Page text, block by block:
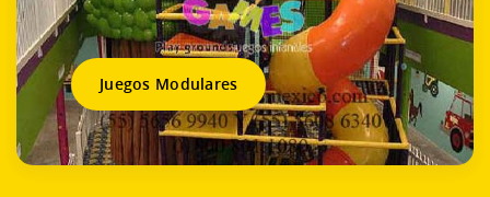
Juegos Modulares